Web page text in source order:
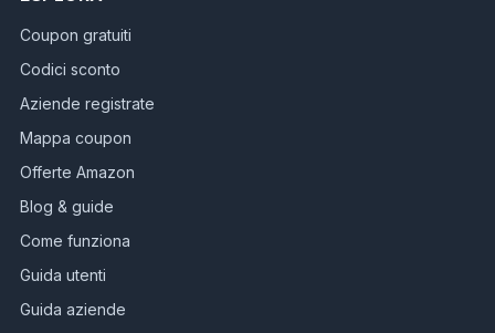
Coupon gratuiti
Codici sconto
Aziende registrate
Mappa coupon
Offerte Amazon
Blog & guide
Come funziona
Guida utenti
Guida aziende